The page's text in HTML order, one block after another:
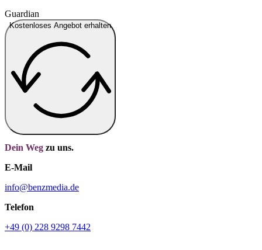
Guardian
Kostenloses Angebot erhalten
Dein Weg zu uns.
E-Mail
info@benzmedia.de
Telefon
+49 (0) 228 9298 7442